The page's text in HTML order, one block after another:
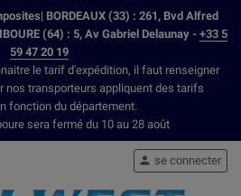
BORDEAUX (33) : 261, Bvd Alfred
(64) : 5, Av Gabriel Delaunay - +33 5
59 47 20 19
le tarif d'expédition, il faut renseigner
nos transporteurs appliquent des tarifs
fonction du département.
sera fermé du 10 au 28 août
 se connecter